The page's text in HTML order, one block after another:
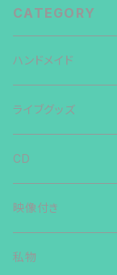
CATEGORY
ハンドメイド
ライブグッズ
CD
映像付き
私物